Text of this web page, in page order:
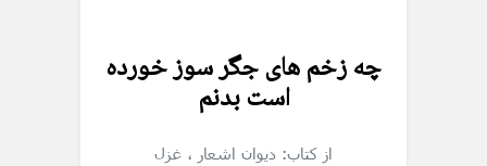
چه زخم های جگر سوز خورده
است بدنم
از کتاب: دیوان اشعار ، غزل